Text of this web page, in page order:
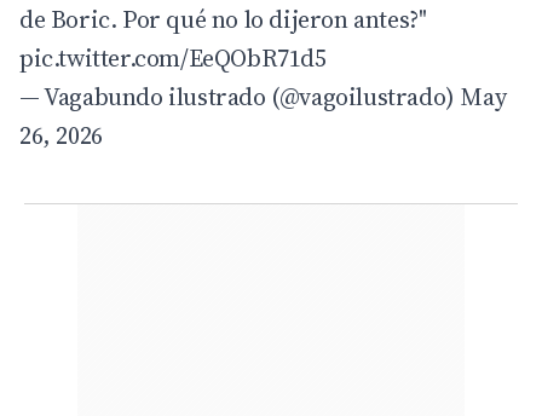
de Boric. Por qué no lo dijeron antes?"
pic.twitter.com/EeQObR71d5
— Vagabundo ilustrado (@vagoilustrado) May
26, 2026